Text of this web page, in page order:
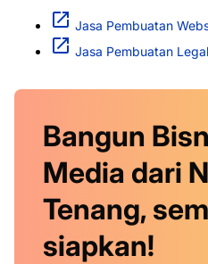
Jasa Pembuatan
Jasa Pembuatan
Bangun
Media dari
Tenang,
siapkan!